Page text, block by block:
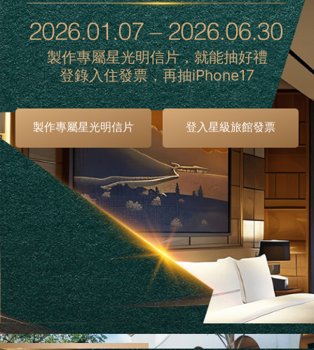
製作專屬星光明信片，就能抽好禮
登錄入住發票，再抽iPhone17
製作專屬星光明信片 登入星級旅館發票